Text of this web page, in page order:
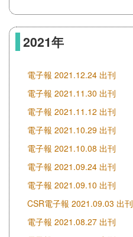
2021年
電子報 2021.12.24 出刊
電子報 2021.11.30 出刊
電子報 2021.11.12 出刊
電子報 2021.10.29 出刊
電子報 2021.10.08 出刊
電子報 2021.09.24 出刊
電子報 2021.09.10 出刊
CSR電子報 2021.09.03 出刊
電子報 2021.08.27 出刊